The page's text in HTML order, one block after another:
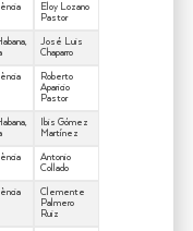
Eloy Lozano
Pastor
José Luis
Chaparro
Roberto
Aparicio
Pastor
Ibis Gómez
Martínez
Antonio
Collado
Clemente
Palmero
Ruiz